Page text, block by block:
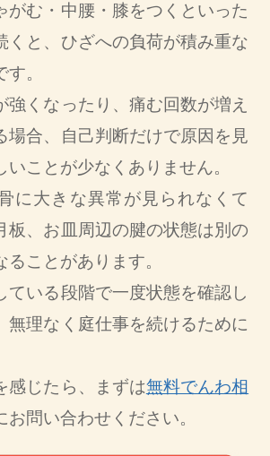
がむ・中腰・膝をつくといった
くと、ひざへの負荷が積み重な
。
強くなったり、痛む回数が増え
場合、自己判断だけで原因を見
ことが少なくありません。
に大きな異常が見られなくて
板、お皿周辺の腱の状態は別の
ことがあります。
ている段階で一度状態を確認し
無理なく庭仕事を続けるために
感じたら、まずは無料でんわ相
お問い合わせください。